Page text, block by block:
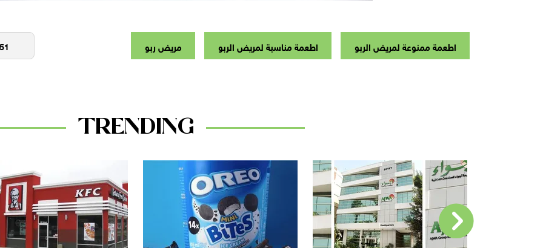
اطعمة ممنوعة لمريض الربو اطعمة مناسبة لمريض الربو مريض ربو
TRENDING